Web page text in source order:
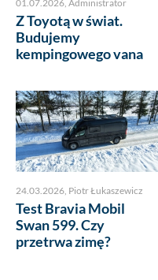
01.07.2026 Administrator
Z Toyotą w świat.
Budujemy
kempingowego vana
24.03.2026, Piotr Łukaszewicz
Test Bravia Mobil
Swan 599. Czy
przetrwa zimę?